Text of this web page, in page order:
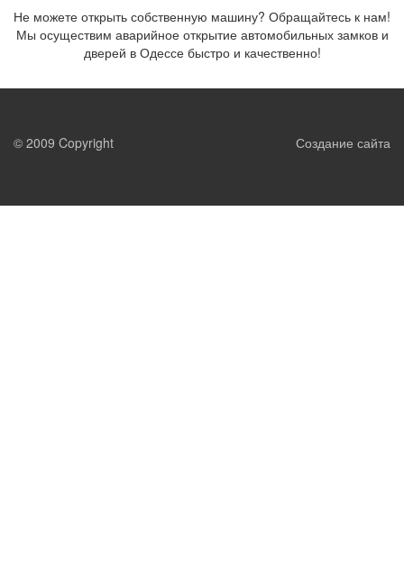
Не можете открыть собственную машину? Обращайтесь к нам!
Мы осуществим аварийное открытие автомобильных замков и
дверей в Одессе быстро и качественно!
© 2009 Copyright Создание сайта